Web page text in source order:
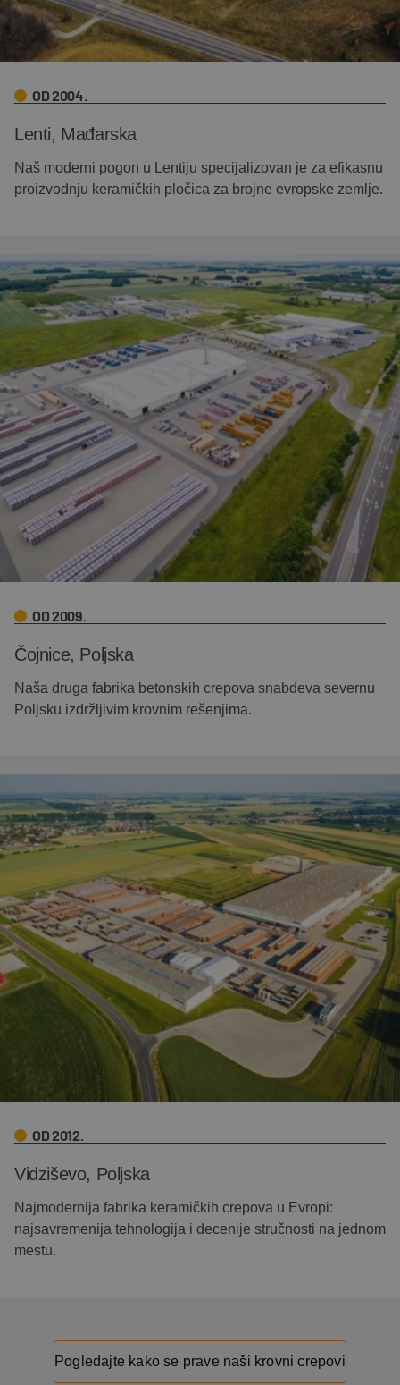
OD 2004.
Lenti, Mađarska
Naš moderni pogon u Lentiju specijalizovan je za efikasnu
proizvodnju keramičkih pločica za brojne evropske zemlje.
OD 2009.
Čojnice, Poljska
Naša druga fabrika betonskih crepova snabdeva severnu
Poljsku izdržljivim krovnim rešenjima.
OD 2012.
Vidziševo, Poljska
Najmodernija fabrika keramičkih crepova u Evropi:
najsavremenija tehnologija i decenije stručnosti na jednom
mestu.
Pogledajte kako se prave naši krovni crepovi